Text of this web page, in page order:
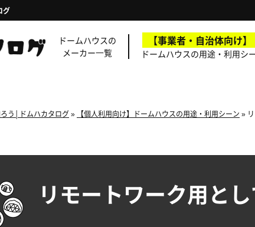
グ
ドームハウスの
メーカー⼀覧
【事業者・自治体向け】
ドームハウスの用途・利用シ
う│ドムハカタログ» 【個人利用向け】ドームハウスの用途・利用シーン »
リモートワーク用と